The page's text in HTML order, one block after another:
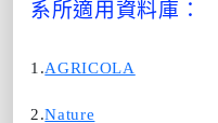
系所適用資料庫：
1.AGRICOLA
2.Nature